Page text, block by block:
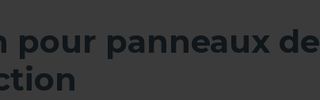
pour panneaux de